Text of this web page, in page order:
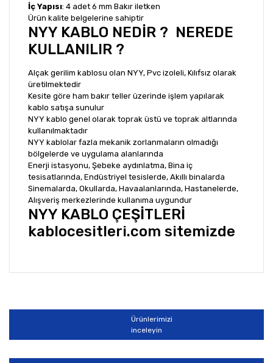
İç Yapısı: 4 adet 6 mm Bakır iletken
Ürün kalite belgelerine sahiptir
NYY KABLO NEDİR ? NEREDE
KULLANILIR ?
Alçak gerilim kablosu olan NYY, Pvc izoleli, Kılıfsız olarak
üretilmektedir
Kesite göre ham bakır teller üzerinde işlem yapılarak
kablo satışa sunulur
NYY kablo genel olarak toprak üstü ve toprak altlarında
kullanılmaktadır
NYY kablolar fazla mekanik zorlanmaların olmadığı
bölgelerde ve uygulama alanlarında
Enerji istasyonu, Şebeke aydınlatma, Bina iç
tesisatlarında, Endüstriyel tesislerde, Akıllı binalarda
Sinemalarda, Okullarda, Havaalanlarında, Hastanelerde,
Alışveriş merkezlerinde kullanıma uygundur
NYY KABLO ÇEŞİTLERİ
kablocesitleri.com sitemizde
Yorum Yaz
Bu ürünün fiyat bilgisi, resim, ürün açıklamalarında ve
Görüş ve önerileriniz için teşekkür ederiz.
Ürün resmi kalitesiz, bozuk veya görüntülenemiyor.
Ürün açıklamasında eksik bilgiler bulunuyor.
Ürünlerimizi
inceleyin